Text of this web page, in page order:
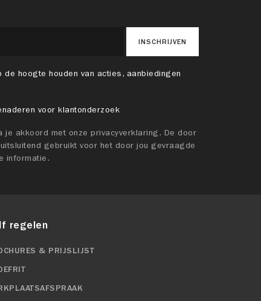
INSCHRIJVEN
hoogte houden van acties, aanbiedingen
voor klantonderzoek
je akkoord met onze privacyverklaring. De door
gebruikt voor het door jou gevraagde
informatie.
regelen
& PRIJSLIJST